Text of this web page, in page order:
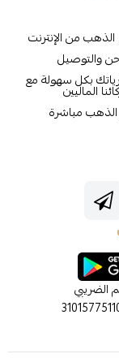
من الإنترنت
والتوصيل
بكل سهولة مع
الماليين
الذهب مباشرة
الضريبي